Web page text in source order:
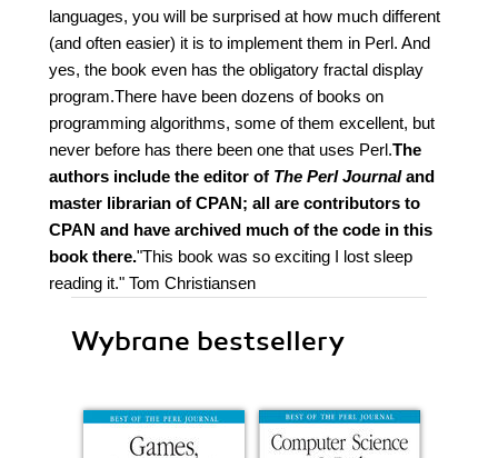
languages, you will be surprised at how much different
(and often easier) it is to implement them in Perl. And
yes, the book even has the obligatory fractal display
program.There have been dozens of books on
programming algorithms, some of them excellent, but
never before has there been one that uses Perl.The
authors include the editor of The Perl Journaland
master librarian of CPAN; all are contributors to
CPAN and have archived much of the code in this
book there."This book was so exciting I lost sleep
reading it." Tom Christiansen
Wybrane bestsellery